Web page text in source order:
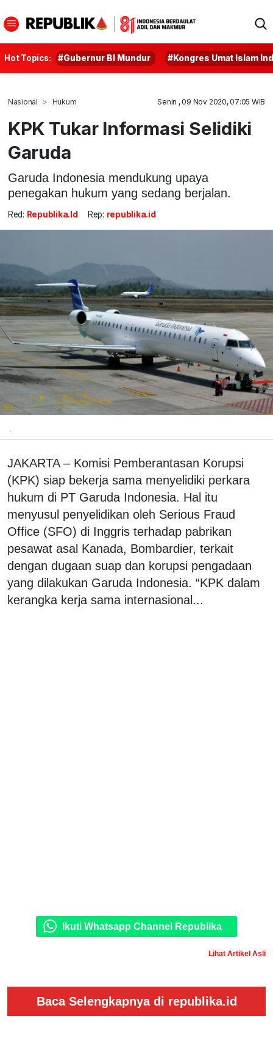
Hot Topics: #Gubernur BI Mundur #Kongres Umat Islam
Nasional Hukum Senin , 09 Nov 2020, 07:05 WIB
KPK Tukar Informasi Selidiki
Garuda
Garuda Indonesia mendukung upaya
penegakan hukum yang sedang berjalan.
Red: Republika.id Rep: republika.id
.
JAKARTA – Komisi Pemberantasan Korupsi
(KPK) siap bekerja sama menyelidiki perkara
hukum di PT Garuda Indonesia. Hal itu
menyusul penyelidikan oleh Serious Fraud
Office (SFO) di Inggris terhadap pabrikan
pesawat asal Kanada, Bombardier, terkait
dengan dugaan suap dan korupsi pengadaan
yang dilakukan Garuda Indonesia. “KPK dalam
kerangka kerja sama internasional...
Ikuti Whatsapp Channel Republika
Lihat Artikel Asli
Baca Selengkapnya di republika.id